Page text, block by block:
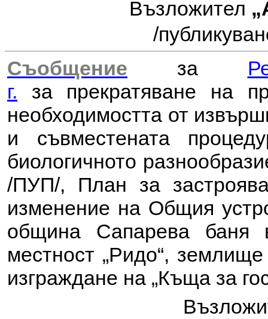
Възложител
/
Съобщение за
г.
за прекратяване на
необходимостта от
и съвместената
биологичното
/ПУП/, План за
изменение на Общия
община Сапарева
местност „Ридо“,
изграждане на „Къща за